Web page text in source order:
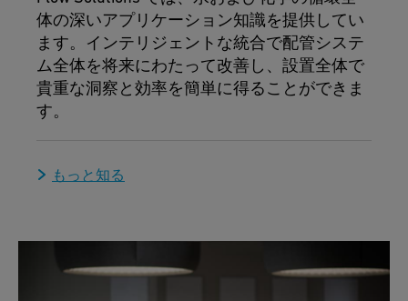
体の深いアプリケーション知識を提供してい
ます。インテリジェントな統合で配管システ
ム全体を将来にわたって改善し、設置全体で
貴重な洞察と効率を簡単に得ることができま
す。
もっと知る